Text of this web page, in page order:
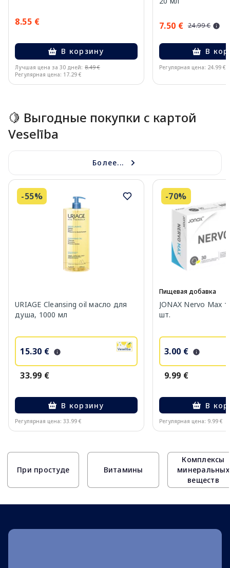
8.55 €
В корзину
Лучшая цена за 30 дней: 8.49 €
Регулярная цена: 17.29 €
7.50 € 24.99 €
В
Регулярная цена: 24.99 €
🍋 Выгодные покупки с картой
Veselība
Более...
-55%
URIAGE Cleansing oil масло для
душа, 1000 мл
15.30 €
33.99 €
В корзину
Регулярная цена: 33.99 €
-70%
Пищевая добавка
JONAX Nervo Max
шт.
3.00 €
9.99 €
В
Регулярная цена: 9.99 €
При простуде Витамины
Комплексы
минеральных
веществ